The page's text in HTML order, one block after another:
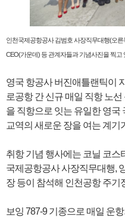
인천국제공항공사 김범호 사장직무대행(오
CEO(가운데) 등 관계자들과 기념사진을 찍
영국 항공사 버진애틀랜틱이
로공항 간 신규 매일 직항 노
을 직항으로 잇는 유일한 영국
교역의 새로운 장을 여는 계기
취항 기념 행사에는 코닐 코스
국제공항공사 사장직무대행,
장 등이 참석해 인천공항 주기
보잉 787-9 기종으로 매일 운